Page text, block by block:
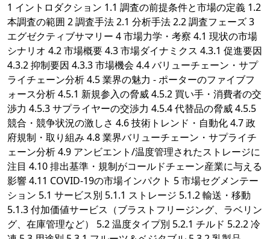
1 イントロダクション 1.1 調査の前提条件と市場の定義 1.2
本調査の範囲 2 調査手法 2.1 分析手法 2.2 調査フェーズ 3
エグゼクティブサマリー 4 市場力学・考察 4.1 現状の市場
シナリオ 4.2 市場概要 4.3 市場ダイナミクス 4.3.1 促進要因
4.3.2 抑制要因 4.3.3 市場機会 4.4 バリューチェーン・サプ
ライチェーン分析 4.5 業界の魅力 - ポーターのファイブフ
ォース分析 4.5.1 新規参入の脅威 4.5.2 買い手・消費者の交
渉力 4.5.3 サプライヤーの交渉力 4.5.4 代替品の脅威 4.5.5
競合・競争状況の激しさ 4.6 技術トレンド・自動化 4.7 政
府規制・取り組み 4.8 業界バリューチェーン・サプライチ
ェーン分析 4.9 アンビエント/温度管理されたストレージに
注目 4.10 排出基準・規制がコールドチェーン産業に与える
影響 4.11 COVID-19の市場インパクト 5 市場セグメンテー
ション 5.1 サービス別 5.1.1 ストレージ 5.1.2 輸送・移動
5.1.3 付加価値サービス（ブラストフリージング、ラベリン
グ、在庫管理など） 5.2 温度タイプ別 5.2.1 チルド 5.2.2 冷